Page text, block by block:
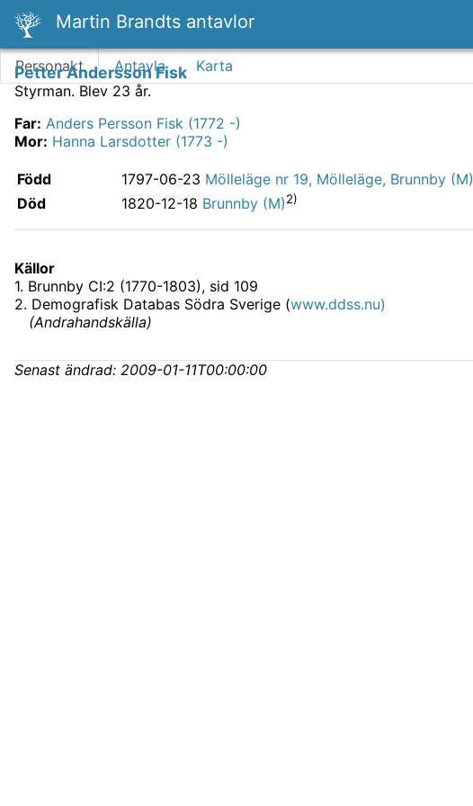
Martin Brandts antavlor
Personakt Antavla Karta
Petter Andersson Fisk
Styrman. Blev 23 år.
Far: Anders Persson Fisk (1772 -)
Mor: Hanna Larsdotter (1773 -)
Född 1797-06-23 Mölleläge nr 19, Mölleläge, Brunnby (M)
Död 1820-12-18 Brunnby (M)2)
Källor
1. Brunnby CI:2 (1770-1803), sid 109
2. Demografisk Databas Södra Sverige (www.ddss.nu)
(Andrahandskälla)
Senast ändrad: 2009-01-11T00:00:00